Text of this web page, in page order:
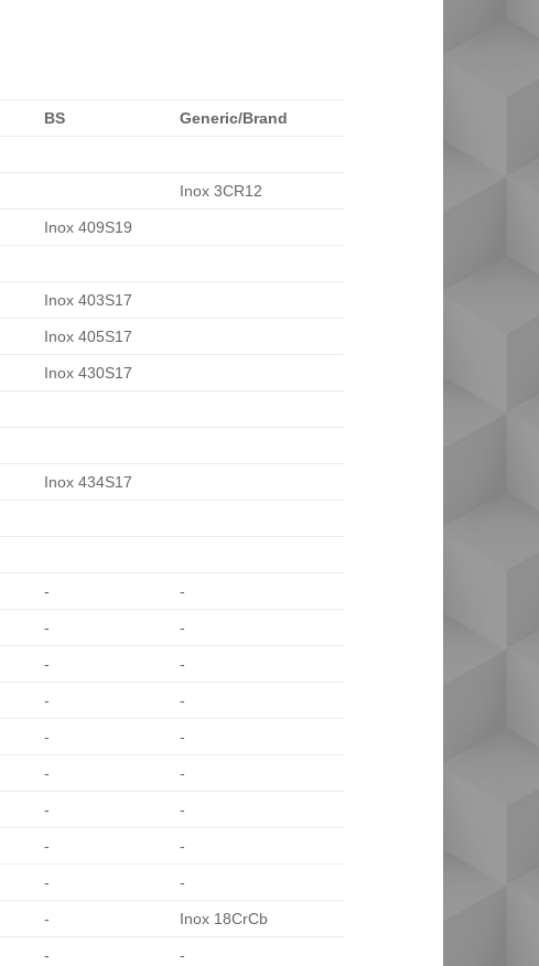
BS Generic/Brand
Inox 3CR12
Inox 409S19
Inox 403S17
Inox 405S17
Inox 430S17
Inox 434S17
- -
- -
- -
- -
- -
- -
- -
- -
- -
- Inox 18CrCb
- -